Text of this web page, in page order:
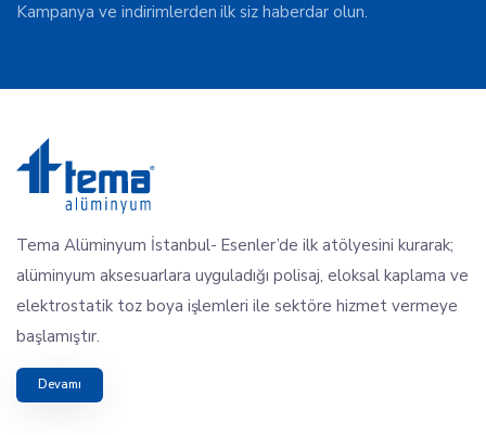
Kampanya ve indirimlerden ilk siz haberdar olun.
Tema Alüminyum İstanbul- Esenler’de ilk atölyesini kurarak;
alüminyum aksesuarlara uyguladığı polisaj, eloksal kaplama ve
elektrostatik toz boya işlemleri ile sektöre hizmet vermeye
başlamıştır.
Devamı